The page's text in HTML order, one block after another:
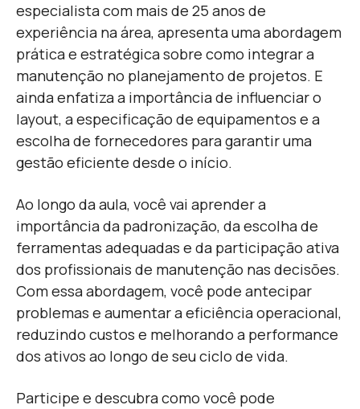
especialista com mais de 25 anos de
experiência na área, apresenta uma abordagem
prática e estratégica sobre como integrar a
manutenção no planejamento de projetos. E
ainda enfatiza a importância de influenciar o
layout, a especificação de equipamentos e a
escolha de fornecedores para garantir uma
gestão eficiente desde o início.
Ao longo da aula, você vai aprender a
importância da padronização, da escolha de
ferramentas adequadas e da participação ativa
dos profissionais de manutenção nas decisões.
Com essa abordagem, você pode antecipar
problemas e aumentar a eficiência operacional,
reduzindo custos e melhorando a performance
dos ativos ao longo de seu ciclo de vida.
Participe e descubra como você pode